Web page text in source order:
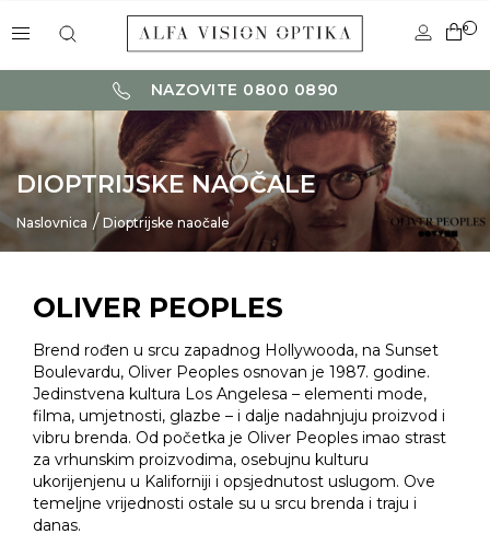
0
NAZOVITE 0800 0890
DIOPTRIJSKE NAOČALE
Naslovnica Dioptrijske naočale
OLIVER PEOPLES
Brend rođen u srcu zapadnog Hollywooda, na Sunset
Boulevardu, Oliver Peoples osnovan je 1987. godine.
Jedinstvena kultura Los Angelesa – elementi mode,
filma, umjetnosti, glazbe – i dalje nadahnjuju proizvod i
vibru brenda. Od početka je Oliver Peoples imao strast
za vrhunskim proizvodima, osebujnu kulturu
ukorijenjenu u Kaliforniji i opsjednutost uslugom. Ove
temeljne vrijednosti ostale su u srcu brenda i traju i
danas.